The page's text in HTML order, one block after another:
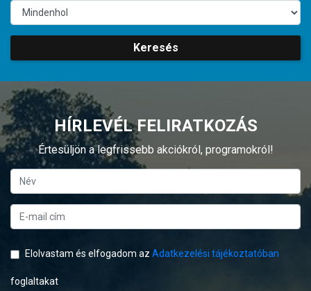
Keresés
HÍRLEVÉL FELIRATKOZÁS
Értesüljön a legfrissebb akciókról, programokról!
Elolvastam és elfogadom az Adatkezelési tájékoztatóban
foglaltakat